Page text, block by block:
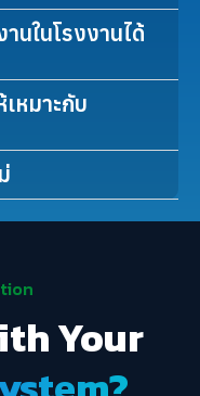
นในโรงงานได้
หมาะกับ
Your